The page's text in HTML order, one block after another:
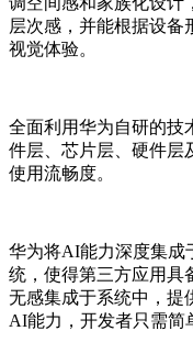
层次感，并能根据设备
视觉体验。
全面利用华为自研的技
件层、芯片层、硬件层
使用流畅度。
华为将AI能力深度集成
统，使得第三方应用具
无感集成于系统中，提
AI能力，开发者只需简